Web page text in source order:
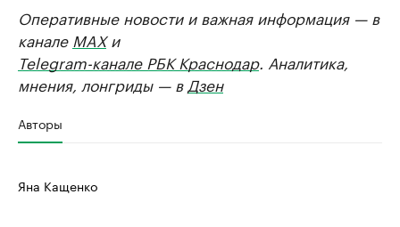
Оперативные новости и важная информация — в
канале MAXи
Telegram-канале РБК Краснодар. Аналитика,
мнения, лонгриды — в Дзен
Авторы
Яна Кащенко